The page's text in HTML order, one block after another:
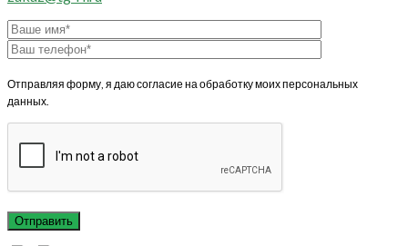
Отправляя форму, я даю согласие на обработку моих персональных
данных.